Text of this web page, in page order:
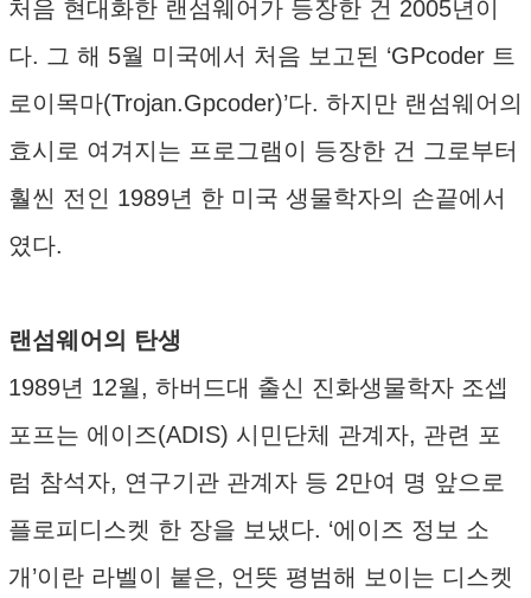
처음 현대화한 랜섬웨어가 등장한 건 2005년이
다. 그 해 5월 미국에서 처음 보고된 ‘GPcoder 트
로이목마(Trojan.Gpcoder)’다. 하지만 랜섬웨어의
효시로 여겨지는 프로그램이 등장한 건 그로부터
훨씬 전인 1989년 한 미국 생물학자의 손끝에서
였다.
랜섬웨어의 탄생
1989년 12월, 하버드대 출신 진화생물학자 조셉
포프는 에이즈(ADIS) 시민단체 관계자, 관련 포
럼 참석자, 연구기관 관계자 등 2만여 명 앞으로
플로피디스켓 한 장을 보냈다. ‘에이즈 정보 소
개’이란 라벨이 붙은, 언뜻 평범해 보이는 디스켓